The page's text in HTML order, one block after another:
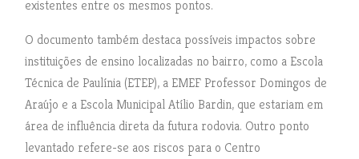
existentes entre os mesmos pontos.
O documento também destaca possíveis impactos sobre
instituições de ensino localizadas no bairro, como a Escola
Técnica de Paulínia (ETEP), a EMEF Professor Domingos de
Araújo e a Escola Municipal Atílio Bardin, que estariam em
área de influência direta da futura rodovia. Outro ponto
levantado refere-se aos riscos para o Centro